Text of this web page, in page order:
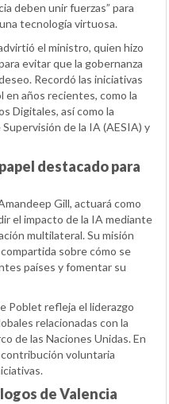
deben unir fuerzas” para
tecnología virtuosa.
el ministro, quien hizo
evitar que la gobernanza
Recordó las iniciativas
en años recientes, como la
Digitales, así como la
de la IA (AESIA) y
destacado para
Gill, actuará como
el impacto de la IA mediante
multilateral. Su misión
sobre cómo se
países y fomentar su
Poblet refleja el liderazgo
relacionadas con la
de las Naciones Unidas. En
voluntaria
de Valencia